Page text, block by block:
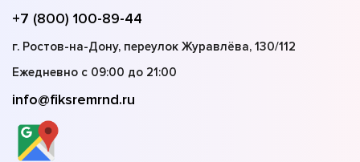
+7 (800) 100-89-44
г. Ростов-на-Дону, переулок Журавлёва, 130/112
Ежедневно с 09:00 до 21:00
info@fiksremrnd.ru